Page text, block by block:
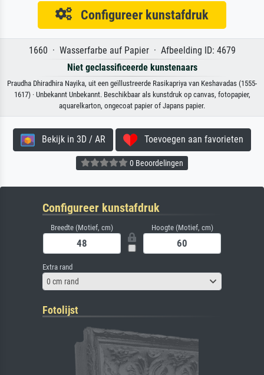
Configureer kunstafdruk
1660 · Wasserfarbe auf Papier · Afbeelding ID: 4679
Niet geclassificeerde kunstenaars
Praudha Dhiradhira Nayika, uit een geïllustreerde Rasikapriya van Keshavadas (1555-
1617) · Unbekannt Unbekannt. Beschikbaar als kunstdruk op canvas, fotopapier,
aquarelkarton, ongecoat papier of Japans papier.
Bekijk in 3D / AR Toevoegen aan favorieten
0 Beoordelingen
Configureer kunstafdruk
Breedte (Motief, cm) Hoogte (Motief, cm)
Extra rand
0 cm rand
Fotolijst